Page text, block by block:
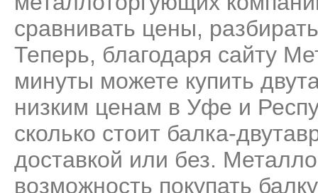
сравнивать цены,
Теперь, благодаря сайту
минуты можете купить
низким ценам в Уфе и
сколько стоит балка-
доставкой или без.
возможность покупать